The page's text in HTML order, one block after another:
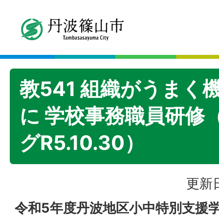
教541 組織がうまく
に 学校事務職員研修
グR5.10.30）
更新
令和5年度丹波地区小中特別支援